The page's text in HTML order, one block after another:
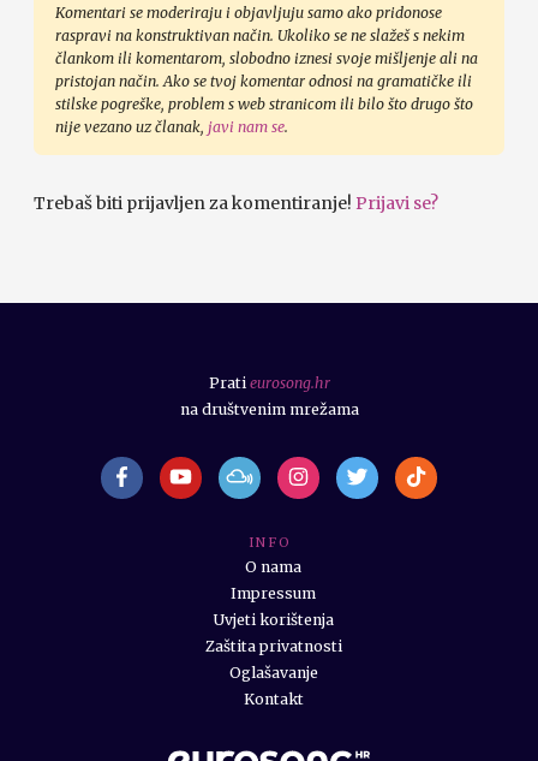
Komentari se moderiraju i objavljuju samo ako pridonose
raspravi na konstruktivan način. Ukoliko se ne slažeš s nekim
člankom ili komentarom, slobodno iznesi svoje mišljenje ali na
pristojan način. Ako se tvoj komentar odnosi na gramatičke ili
stilske pogreške, problem s web stranicom ili bilo što drugo što
nije vezano uz članak, javi nam se.
Trebaš biti prijavljen za komentiranje! Prijavi se?
I N F O
O nama
Impressum
Uvjeti korištenja
Zaštita privatnosti
Oglašavanje
Kontakt
Prati eurosong.hr
na društvenim mrežama